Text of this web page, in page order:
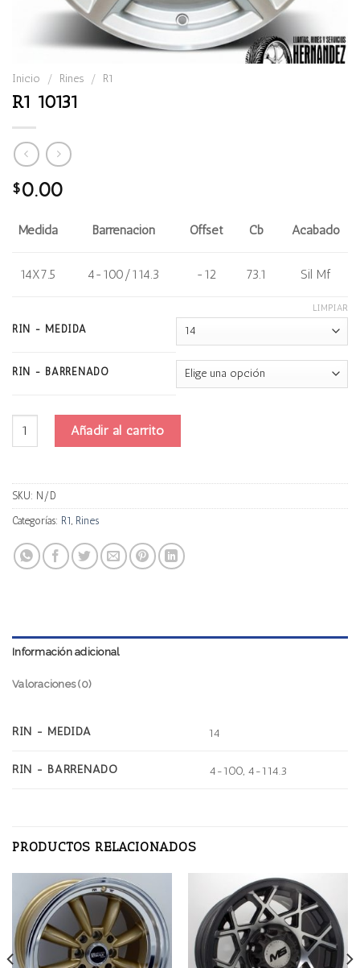
Inicio / Rines / R1
R1 10131
$0.00
Medida Barrenación Offset Cb Acabado
14X7.5 4-100/114.3 -12 73.1 Sil Mf
RIN - MEDIDA
RIN - BARRENADO
LIMPIAR
R1 10131 cantidadAñadir al carrito
SKU: N/D
Categorías: R1, Rines
Información adicional
Valoraciones (0)
RIN - MEDIDA 14
RIN - BARRENADO 4-100, 4-114.3
PRODUCTOS RELACIONADOS